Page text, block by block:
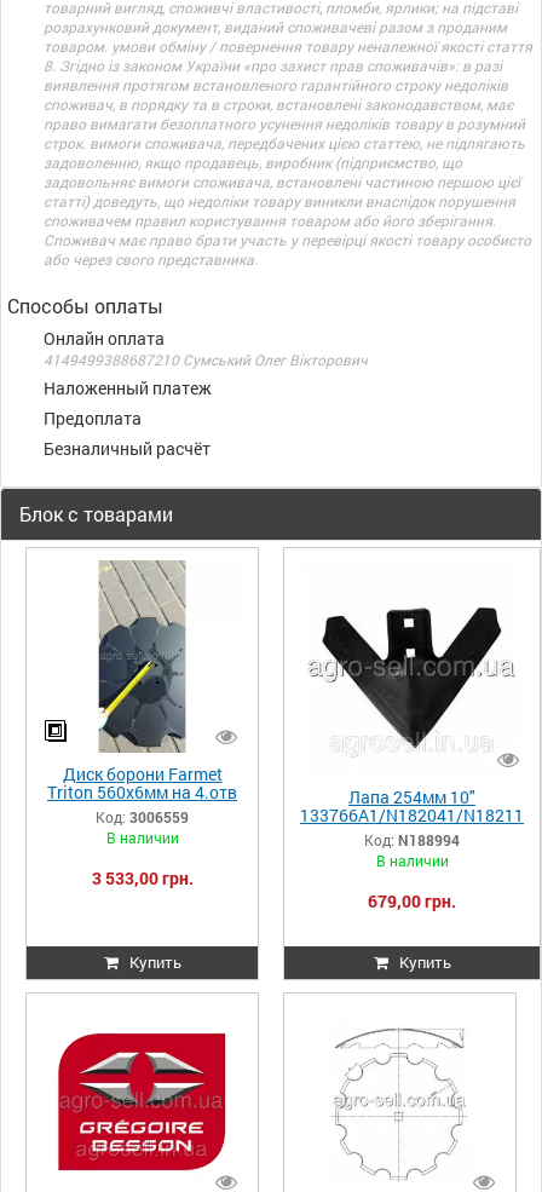
товарний вигляд, споживчі властивості, пломби, ярлики; на підставі
розрахунковий документ, виданий споживачеві разом з проданим
товаром. умови обміну / повернення товару неналежної якості стаття
8. Згідно із законом України «про захист прав споживачів»: в разі
виявлення протягом встановленого гарантійного строку недоліків
споживач, в порядку та в строки, встановлені законодавством, має
право вимагати безоплатного усунення недоліків товару в розумний
строк. вимоги споживача, передбачених цією статтею, не підлягають
задоволенню, якщо продавець, виробник (підприємство, що
задовольняє вимоги споживача, встановлені частиною першою цієї
статті) доведуть, що недоліки товару виникли внаслідок порушення
споживачем правил користування товаром або його зберігання.
Споживач має право брати участь у перевірці якості товару особисто
або через свого представника.
Способы оплаты
Онлайн оплата
4149499388687210 Сумський Олег Вікторович
Наложенный платеж
Предоплата
Безналичный расчёт
Блок с товарами
Диск борони Farmet
Triton 560х6мм на 4.отв
12.5 мм, межц. 98мм
Код: 3006559
В наличии
3 533,00 грн.
Купить
Лапа 254мм 10"
133766A1/N182041/N18211
4/101487/N188994
Код: N188994
В наличии
679,00 грн.
Купить